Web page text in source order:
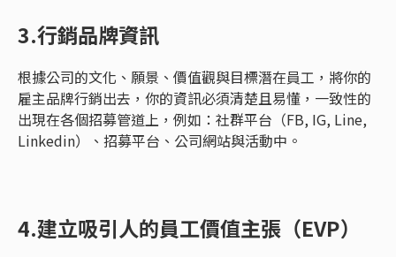
3.行銷品牌資訊
根據公司的文化、願景、價值觀與目標潛在員工，將你的
雇主品牌行銷出去，你的資訊必須清楚且易懂，一致性的
出現在各個招募管道上，例如：社群平台（FB, IG, Line,
Linkedin）、招募平台、公司網站與活動中。
4.建立吸引人的員工價值主張（EVP）